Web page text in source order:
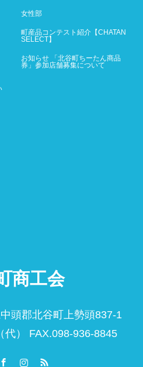
女性部
町産品コンテスト紹介【CHATAN
SELECT】
お知らせ 「北谷町ちーたん商品
券」参加店舗募集について
商工会
頭郡北谷町上勢頭837-1
代） FAX.098-936-8845